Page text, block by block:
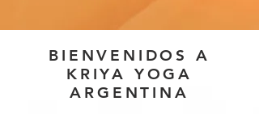
BIENVENIDOS A
KRIYA YOGA
ARGENTINA